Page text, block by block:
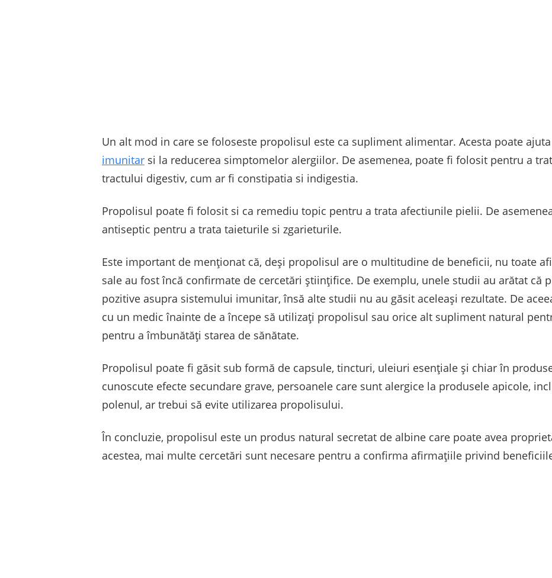
Un alt mod in care se foloseste propolisul este ca supliment alimentar. Acesta poate
imunitar si la reducerea simptomelor alergiilor. De asemenea, poate fi folosit pentru a
tractului digestiv, cum ar fi constipatia si indigestia.
Propolisul poate fi folosit si ca remediu topic pentru a trata afectiunile pielii. De
antiseptic pentru a trata taieturile si zgarieturile.
Este important de menţionat că, deşi propolisul are o multitudine de beneficii, nu toate
sale au fost încă confirmate de cercetări ştiinţifice. De exemplu, unele studii au arătat că
pozitive asupra sistemului imunitar, însă alte studii nu au găsit aceleaşi rezultate. De
cu un medic înainte de a începe să utilizaţi propolisul sau orice alt supliment natural
pentru a îmbunătăţi starea de sănătate.
Propolisul poate fi găsit sub formă de capsule, tincturi, uleiuri esenţiale şi chiar în
cunoscute efecte secundare grave, persoanele care sunt alergice la produsele apicole,
polenul, ar trebui să evite utilizarea propolisului.
În concluzie, propolisul este un produs natural secretat de albine care poate avea
acestea, mai multe cercetări sunt necesare pentru a confirma afirmaţiile privind